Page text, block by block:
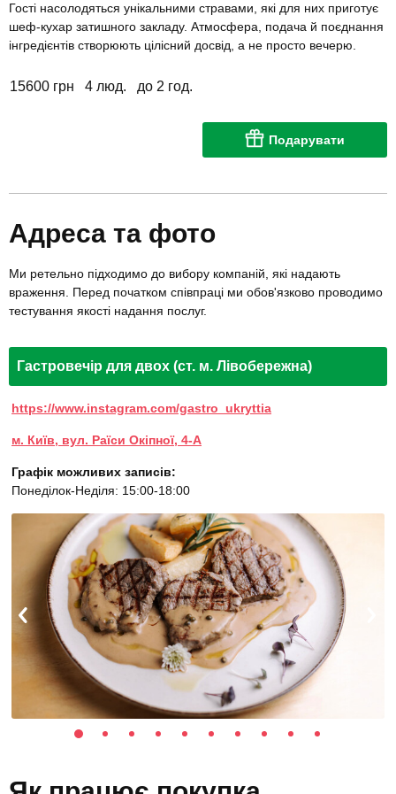
Гості насолодяться унікальними стравами, які для них приготує
шеф-кухар затишного закладу. Атмосфера, подача й поєднання
інгредієнтів створюють цілісний досвід, а не просто вечерю.
15600 грн 4 люд. до 2 год.
Подарувати
Адреса та фото
Ми ретельно підходимо до вибору компаній, які надають
враження. Перед початком співпраці ми обов'язково проводимо
тестування якості надання послуг.
Гастровечір для двох (ст. м. Лівобережна)
https://www.instagram.com/gastro_ukryttia
м. Київ, вул. Раїси Окіпної, 4-А
Графік можливих записів:
Понеділок-Неділя: 15:00-18:00